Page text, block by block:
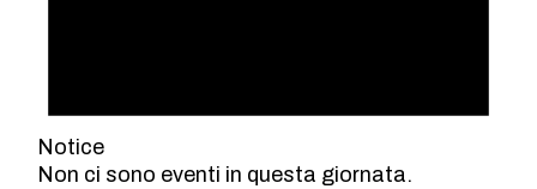
Notice
Non ci sono eventi in questa giornata.